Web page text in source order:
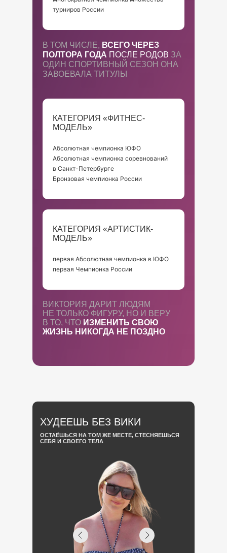
ВИКТОРИЯ ДАРИТ ЛЮДЯМ
НЕ ТОЛЬКО ФИГУРУ, НО И ВЕРУ
В ТО, ЧТО ИЗМЕНИТЬ СВОЮ
ЖИЗНЬ НИКОГДА НЕ ПОЗДНО
КАТЕГОРИЯ «ФИТНЕС-
МОДЕЛЬ»
КАТЕГОРИЯ «АРТИСТИК-
МОДЕЛЬ»
турниров России
Абсолютная чемпионка ЮФО
Абсолютная чемпионка соревнований
в Санкт-Петербурге
Бронзовая чемпионка России
первая Абсолютная чемпионка в ЮФО
первая Чемпионка России
В ТОМ ЧИСЛЕ, ВСЕГО ЧЕРЕЗ
ПОЛТОРА ГОДА ПОСЛЕ РОДОВ ЗА
ОДИН СПОРТИВНЫЙ СЕЗОН ОНА
ЗАВОЕВАЛА ТИТУЛЫ
ХУДЕЕШЬ БЕЗ ВИКИ
ОСТАЁШЬСЯ НА ТОМ ЖЕ МЕСТЕ, СТЕСНЯЕШЬСЯ
СЕБЯ И СВОЕГО ТЕЛА